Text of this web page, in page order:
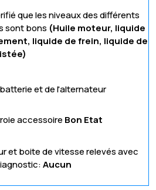
que les niveaux des différents
sont bons (Huile moteur, liquide
liquide de frein, liquide de
et de l'alternateur
accessoire Bon Etat
et boite de vitesse relevés avec
Aucun